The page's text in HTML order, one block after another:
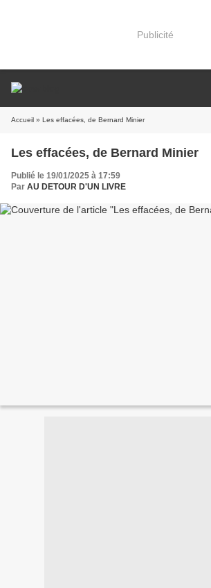
Publicité
Accueil » Les effacées, de Bernard Minier
Les effacées, de Bernard Minier
Publié le 19/01/2025 à 17:59
Par AU DETOUR D'UN LIVRE